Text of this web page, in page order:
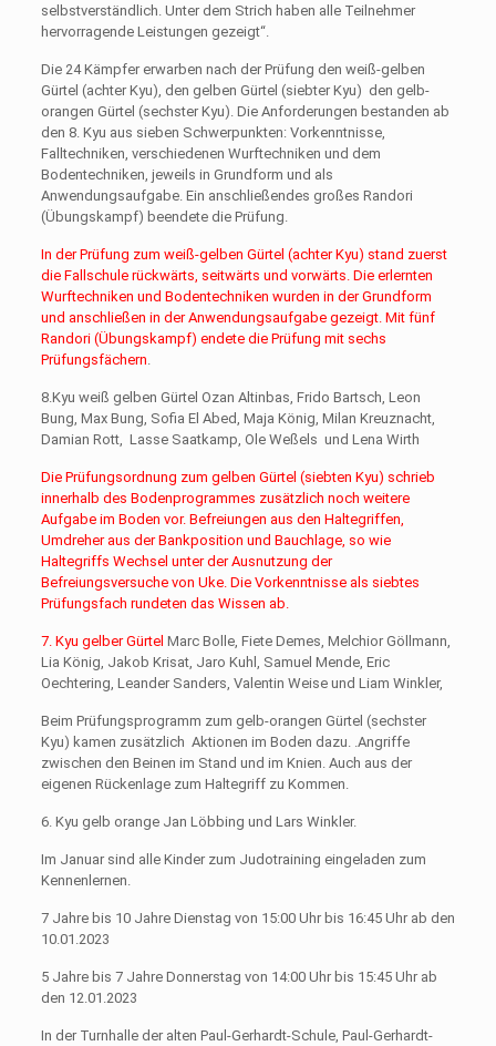
selbstverständlich. Unter dem Strich haben alle Teilnehmer
hervorragende Leistungen gezeigt“.
Die 24 Kämpfer erwarben nach der Prüfung den weiß-gelben
Gürtel (achter Kyu), den gelben Gürtel (siebter Kyu) den gelb-
orangen Gürtel (sechster Kyu). Die Anforderungen bestanden ab
den 8. Kyu aus sieben Schwerpunkten: Vorkenntnisse,
Falltechniken, verschiedenen Wurftechniken und dem
Bodentechniken, jeweils in Grundform und als
Anwendungsaufgabe. Ein anschließendes großes Randori
(Übungskampf) beendete die Prüfung.
In der Prüfung zum weiß-gelben Gürtel (achter Kyu) stand zuerst
die Fallschule rückwärts, seitwärts und vorwärts. Die erlernten
Wurftechniken und Bodentechniken wurden in der Grundform
und anschließen in der Anwendungsaufgabe gezeigt. Mit fünf
Randori (Übungskampf) endete die Prüfung mit sechs
Prüfungsfächern
8.Kyu weiß gelben Gürtel Ozan Altinbas, Frido Bartsch, Leon
Bung, Max Bung, Sofia El Abed, Maja König, Milan Kreuznacht,
Damian Rott, Lasse Saatkamp, Ole Weßels und Lena Wirth
Die Prüfungsordnung zum gelben Gürtel (siebten Kyu) schrieb
innerhalb des Bodenprogrammes zusätzlich noch weitere
Aufgabe im Boden vor. Befreiungen aus den Haltegriffen,
Umdreher aus der Bankposition und Bauchlage, so wie
Haltegriffs Wechsel unter der Ausnutzung der
Befreiungsversuche von Uke. Die Vorkenntnisse als siebtes
Prüfungsfach rundeten das Wissen ab.
7. Kyu gelber Gürtel Marc Bolle, Fiete Demes, Melchior Göllmann,
Lia König, Jakob Krisat, Jaro Kuhl, Samuel Mende, Eric
Oechtering, Leander Sanders, Valentin Weise und Liam Winkler,
Beim Prüfungsprogramm zum gelb-orangen Gürtel (sechster
Kyu) kamen zusätzlich Aktionen im Boden dazu. .Angriffe
zwischen den Beinen im Stand und im Knien. Auch aus der
eigenen Rückenlage zum Haltegriff zu Kommen.
6. Kyu gelb orange Jan Löbbing und Lars Winkler.
Im Januar sind alle Kinder zum Judotraining eingeladen zum
Kennenlernen.
7 Jahre bis 10 Jahre Dienstag von 15:00 Uhr bis 16:45 Uhr ab den
10.01.2023
5 Jahre bis 7 Jahre Donnerstag von 14:00 Uhr bis 15:45 Uhr ab
den 12.01.2023
In der Turnhalle der alten Paul-Gerhardt-Schule, Paul-Gerhardt-